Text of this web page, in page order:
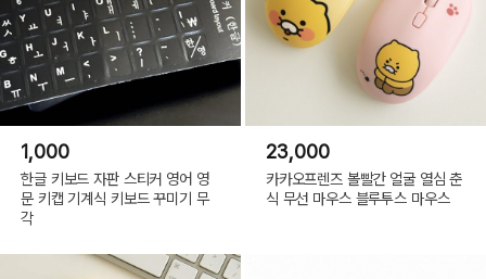
1,000
한글 키보드 자판 스티커 영어 영
문 키캡 기계식 키보드 꾸미기 무
각
23,000
카카오프렌즈 볼빨간 얼굴 열심 춘
식 무선 마우스 블루투스 마우스